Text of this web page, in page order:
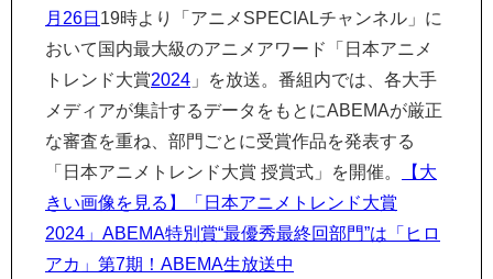
月26日 19時より「アニメSPECIALチャンネル」に
おいて国内最大級のアニメアワード「日本アニメ
トレンド大賞2024 」を放送。番組内では、各大手
メディアが集計するデータをもとにABEMAが厳正
な審査を重ね、部門ごとに受賞作品を発表する
「日本アニメトレンド大賞 授賞式」を開催。
【大
きい画像を見る】「日本アニメトレンド大賞
2024」ABEMA特別賞“最優秀最終回部門”は「ヒロ
アカ」第7期！ABEMA生放送中